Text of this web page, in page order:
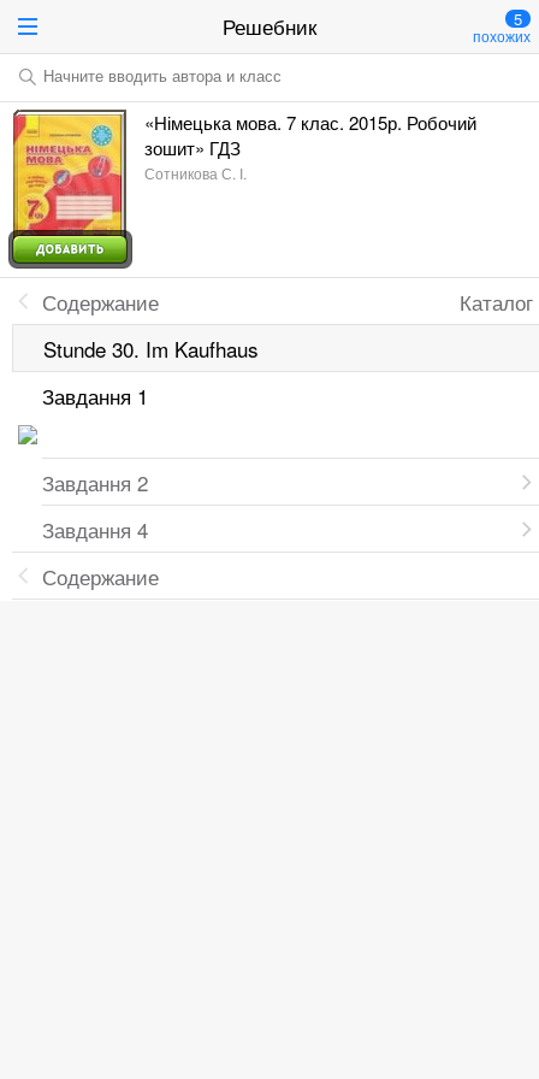
Решебник 5
похожих
Начните вводить автора и класс
«Німецька мова. 7 клас. 2015р. Робочий
зошит» ГДЗ
Сотникова С. І.
Каталог
Содержание
Stunde 30. Im Kaufhaus
Завдання 1
Завдання 2
Завдання 4
Содержание